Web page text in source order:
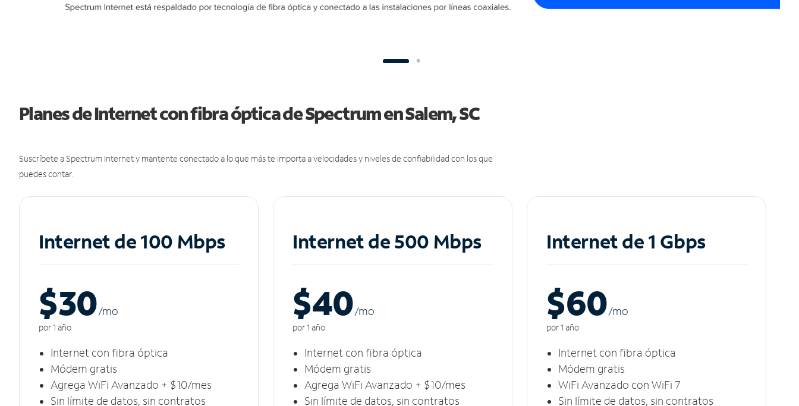
Planes de Internet con fibra óptica de Spectrum en Salem, SC
Suscríbete a Spectrum Internet y mantente conectado a lo que más te importa a velocidades y niveles de confiabilidad con los que
puedes contar.
Internet de 100 Mbps
$30/mo
por 1 año
Internet con fibra óptica
Módem gratis
Agrega WiFi Avanzado + $10/mes
Sin límite de datos, sin contratos
Internet de 500 Mbps
$40/mo
por 1 año
Internet con fibra óptica
Módem gratis
Agrega WiFi Avanzado + $10/mes
Sin límite de datos, sin contratos
Internet de 1 Gbps
$60/mo
por 1 año
Internet con fibra óptica
Módem gratis
WiFi Avanzado con WiFi 7
Sin límite de datos, sin contratos